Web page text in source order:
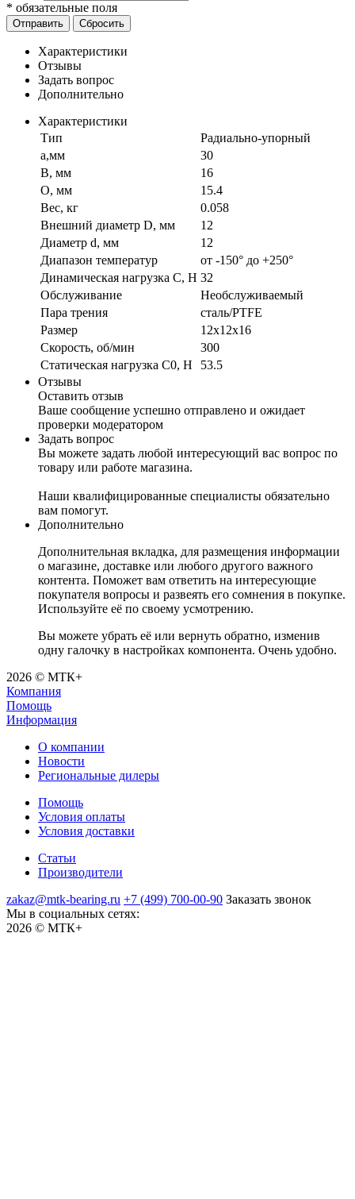
* обязательные поля
Отправить Сбросить
Характеристики
Отзывы
Задать вопрос
Дополнительно
Характеристики
Тип
Радиально-упорный
a,мм
30
B, мм
16
O, мм
15.4
Вес, кг
0.058
Внешний диаметр D, мм
12
Диаметр d, мм
12
Диапазон температур
от -150° до +250°
Динамическая нагрузка C, Н 32
Обслуживание
Необслуживаемый
Пара трения
сталь/PTFE
Размер
12x12x16
Скорость, об/мин
300
Статическая нагрузка C0, Н
53.5
Отзывы
Оставить отзыв
Ваше сообщение успешно отправлено и ожидает
проверки модератором
Задать вопрос
Вы можете задать любой интересующий вас вопрос по
товару или работе магазина.
Наши квалифицированные специалисты обязательно
вам помогут.
Дополнительно
Дополнительная вкладка, для размещения информации
о магазине, доставке или любого другого важного
контента. Поможет вам ответить на интересующие
покупателя вопросы и развеять его сомнения в покупке.
Используйте её по своему усмотрению.
Вы можете убрать её или вернуть обратно, изменив
одну галочку в настройках компонента. Очень удобно.
2026 © МТК+
Компания
Помощь
Информация
О компании
Новости
Региональные дилеры
Помощь
Условия оплаты
Условия доставки
Статьи
Производители
zakaz@mtk-bearing.ru +7 (499) 700-00-90 Заказать звонок
Мы в социальных сетях:
2026 © МТК+